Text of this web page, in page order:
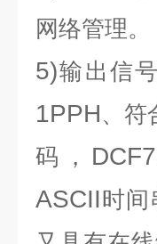
网络管理。
5)输出信
1PPH、符
码，
ASCII时间